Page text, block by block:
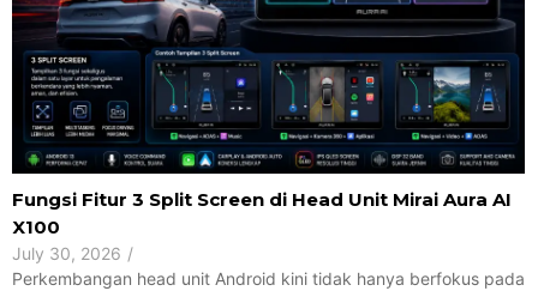
Fungsi Fitur 3 Split Screen di Head Unit Mirai Aura AI
X100
July 30, 2026 /
Perkembangan head unit Android kini tidak hanya berfokus pada